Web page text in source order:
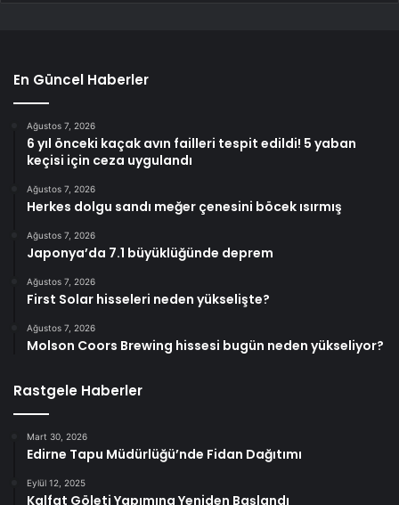
En Güncel Haberler
Ağustos 7, 2026
6 yıl önceki kaçak avın failleri tespit edildi! 5 yaban
keçisi için ceza uygulandı
Ağustos 7, 2026
Herkes dolgu sandı meğer çenesini böcek ısırmış
Ağustos 7, 2026
Japonya’da 7.1 büyüklüğünde deprem
Ağustos 7, 2026
First Solar hisseleri neden yükselişte?
Ağustos 7, 2026
Molson Coors Brewing hissesi bugün neden yükseliyor?
Rastgele Haberler
Mart 30, 2026
Edirne Tapu Müdürlüğü’nde Fidan Dağıtımı
Eylül 12, 2025
Kalfat Göleti Yapımına Yeniden Başlandı